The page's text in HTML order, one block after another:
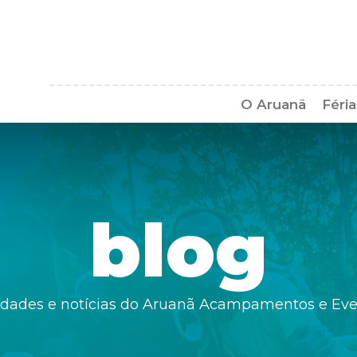
O Aruanã
blog
e notícias do Aruanã Acampamentos e